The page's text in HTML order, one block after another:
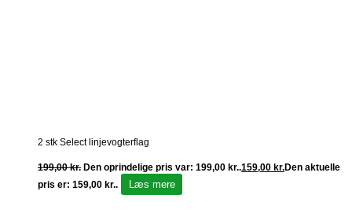
2 stk Select linjevogterflag
199,00kr. Den oprindelige pris var: 199,00 kr..159,00 kr.Den aktuelle
pris er: 159,00 kr..
Læs mere